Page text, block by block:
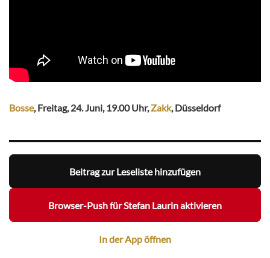
Bosse, Freitag, 24. Juni, 19.00 Uhr,Zakk, Düsseldorf
Beitrag zur Leseliste hinzufügen
Browser-Push für Stefan Laurin aktivieren
In der App öffnen